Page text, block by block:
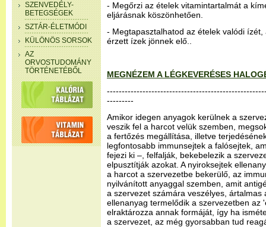
SZENVEDÉLY-
BETEGSÉGEK
SZTÁR-ÉLETMÓDI
KÜLÖNÖS SORSOK
AZ
ORVOSTUDOMÁNY
TÖRTÉNETÉBŐL
- Megőrzi az ételek vitamintartalmát a
eljárásnak köszönhetően.
- Megtapasztalhatod az ételek valódi
érzett ízek jönnek elő..
MEGNÉZEM A LÉGKEVERÉSES
---------
Amikor idegen anyagok kerülnek a
veszik fel a harcot velük szemben,
a fertőzés megállítása, illetve
legfontosabb immunsejtek a falósejtek,
fejezi ki –, felfalják, bekebelezik a
elpusztítják azokat. A nyiroksejtek
a harcot a szervezetbe bekerülő, az
nyilvánított anyaggal szemben, amit
a szervezet számára veszélyes, ártalmas
ellenanyag termelődik a szervezetben az
elraktározza annak formáját, így ha
a szervezet, az még gyorsabban tud